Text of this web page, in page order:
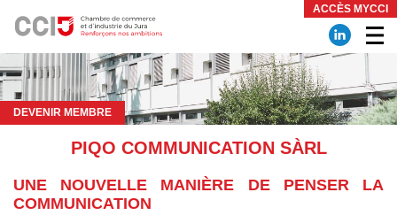
ACCÈS MYCCI
DEVENIR MEMBRE
PIQO COMMUNICATION SÀRL
UNE NOUVELLE MANIÈRE DE PENSER LA
COMMUNICATION